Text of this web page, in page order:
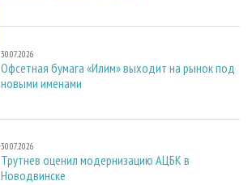
30.07.2026
Офсетная бумага «Илим» выходит на рынок под
новыми именами
30.07.2026
Трутнев оценил модернизацию АЦБК в
Новодвинске